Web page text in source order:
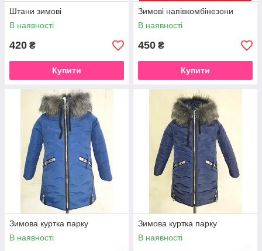
Штани зимові
В наявності
420 ₴
Купити
Зимові напівкомбінезони
В наявності
450 ₴
Купити
Зимова куртка парку
В наявності
Зимова куртка парку
В наявності